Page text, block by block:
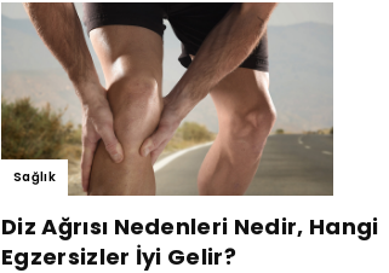
Sağlık
Diz Ağrısı Nedenleri Nedir, Hangi
Egzersizler İyi Gelir?